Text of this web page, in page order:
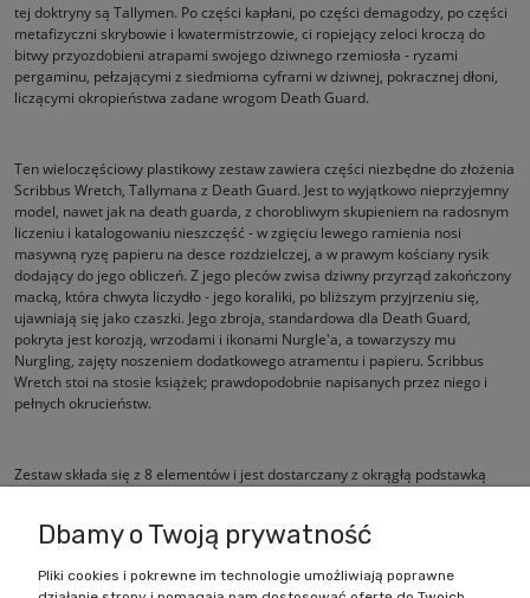
tej doktryny są Tallymen. Po części kapłani, po części demagodzy, po części
metafizyczni skrybowie i kwatermistrzowie, ci ropiejący zeloci kroczą do
bitwy przyozdobieni atrapami swojego dziwnego rzemiosła - ryzami
pergaminu, pełzającymi z siedmioma cyframi w dziwnej, pokracznej dłoni,
liczącymi okropieństwa zadane wrogom Death Guard.
Ten wieloczęściowy plastikowy zestaw zawiera części niezbędne do złożenia
Scribbus Wretch, Tallymana z Death Guard. Jest to wyjątkowo nieprzyjemny
model, nawet jak na death guarda, z chorobliwym skupieniem na radosnym
liczeniu i katalogowaniu nieszczęść - w zgięciu lewego ramienia nosi
masywną ryzę papieru na desce rozdzielczej, a w prawym kościany rysik
dodający do jego obliczeń. Z jego pleców zwisa dziwny przyrząd zakończony
macką, która chwyta liczydło - jego koraliki, po bliższym przyjrzeniu się,
ujawniają się jako czaszki. Jego zbroja, standardowa dla Death Guard,
pokryta jest korozją, wrzodami i ikonami Nurgle'a, a towarzyszy mu
Nurgling, zajęty noszeniem dodatkowego atramentu i papieru. Scribbus
Wretch stoi na stosie książek; prawdopodobnie napisanych przez niego i
pełnych okrucieństw.
Zestaw składa się z 8 elementów i jest dostarczany z okrągłą podstawką
Dbamy o Twoją prywatność
Pliki cookies i pokrewne im technologie umożliwiają poprawne